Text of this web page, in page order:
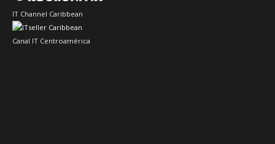
IT Channel Caribbean
Canal IT Centroamérica